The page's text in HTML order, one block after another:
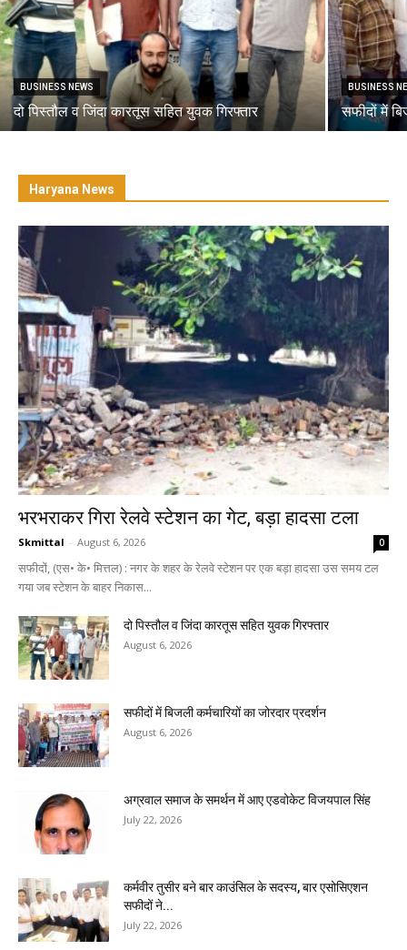
BUSINESS NEWS
दो पिस्तौल व जिंदा कारतूस सहित युवक गिरफ्तार
BUSINESS
सफीदों में
Haryana News
भरभराकर गिरा रेलवे स्टेशन का गेट, बड़ा हादसा टला
Skmittal - August 6, 2026 0
सफीदों, (एस• के• मित्तल) : नगर के शहर के रेलवे स्टेशन पर एक बड़ा हादसा उस समय टल
गया जब स्टेशन के बाहर निकास...
दो पिस्तौल व जिंदा कारतूस सहित युवक गिरफ्तार
August 6, 2026
सफीदों में बिजली कर्मचारियों का जोरदार प्रदर्शन
August 6, 2026
अग्रवाल समाज के समर्थन में आए एडवोकेट विजयपाल सिंह
July 22, 2026
कर्मवीर तुसीर बने बार काउंसिल के सदस्य, बार एसोसिएशन
सफीदों ने...
July 22, 2026